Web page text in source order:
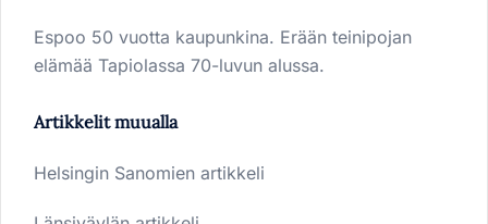
Espoo 50 vuotta kaupunkina. Erään teinipojan
elämää Tapiolassa 70-luvun alussa.
Artikkelit muualla
Helsingin Sanomien artikkeli